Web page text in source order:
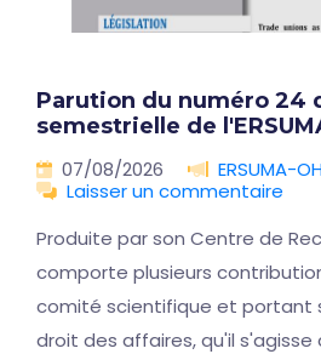
Parution du numéro 24
semestrielle de
07/08/2026
ERSUMA-
Laisser un commentaire
Produite par son Centre de
comporte plusieurs
comité scientifique et portant
droit des affaires, qu'il s'agisse